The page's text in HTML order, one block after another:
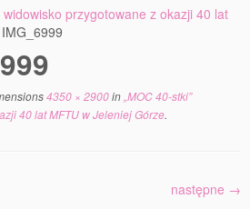
i spektakle
Golęcin
Teatralna
widowisko przygotowane z okazji 40 lat
IMG_6999
4350 × 2900in „MOC 40-stki”
40 lat MFTU w Jeleniej Górze.
następne →